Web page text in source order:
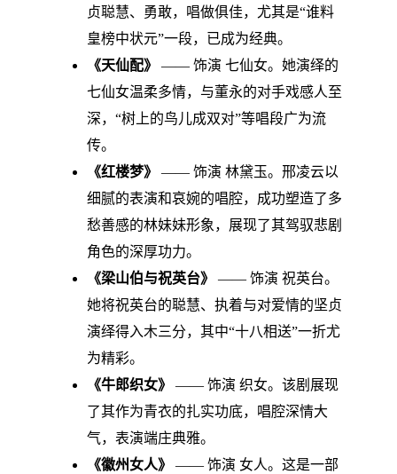
贞聪慧、勇敢，唱做俱佳，尤其是“谁料
皇榜中状元”一段，已成为经典。
《天仙配》
—— 饰演 七仙女。她演绎的
七仙女温柔多情，与董永的对手戏感人至
深，“树上的鸟儿成双对”等唱段广为流
传。
《红楼梦》
—— 饰演 林黛玉。邢凌云以
细腻的表演和哀婉的唱腔，成功塑造了多
愁善感的林妹妹形象，展现了其驾驭悲剧
角色的深厚功力。
《梁山伯与祝英台》
—— 饰演 祝英台。
她将祝英台的聪慧、执着与对爱情的坚贞
演绎得入木三分，其中“十八相送”一折尤
为精彩。
《牛郎织女》
—— 饰演 织女。该剧展现
了其作为青衣的扎实功底，唱腔深情大
气，表演端庄典雅。
《徽州女人》
—— 饰演 女人。这是一部